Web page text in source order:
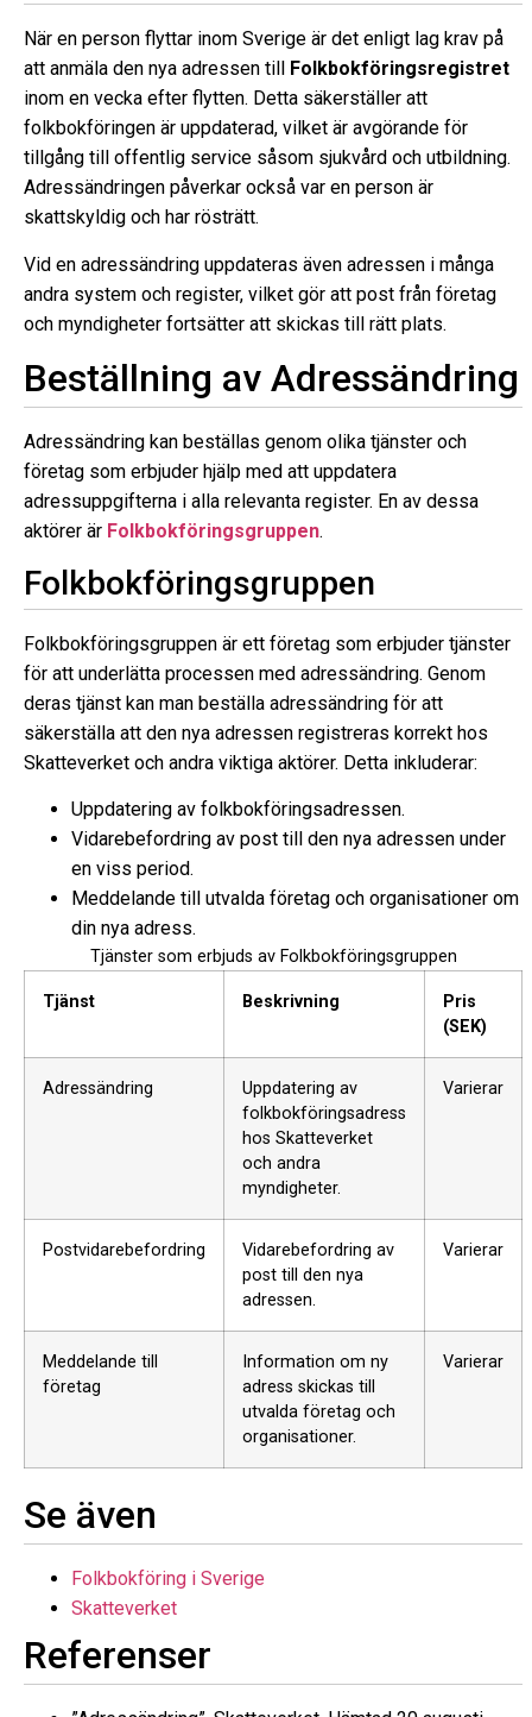
När en person flyttar inom Sverige är det enligt lag krav på
att anmäla den nya adressen till
Folkbokföringsregistret
inom en vecka efter flytten. Detta säkerställer att
folkbokföringen är uppdaterad, vilket är avgörande för
tillgång till offentlig service såsom sjukvård och utbildning.
Adressändringen påverkar också var en person är
skattskyldig och har rösträtt.
Vid en adressändring uppdateras även adressen i många
andra system och register, vilket gör att post från företag
och myndigheter fortsätter att skickas till rätt plats.
Beställning av Adressändring
Adressändring kan beställas genom olika tjänster och
företag som erbjuder hjälp med att uppdatera
adressuppgifterna i alla relevanta register. En av dessa
aktörer är Folkbokföringsgruppen.
Folkbokföringsgruppen
Folkbokföringsgruppen är ett företag som erbjuder tjänster
för att underlätta processen med adressändring. Genom
deras tjänst kan man beställa adressändring för att
säkerställa att den nya adressen registreras korrekt hos
Skatteverket och andra viktiga aktörer. Detta inkluderar:
Uppdatering av folkbokföringsadressen.
Vidarebefordring av post till den nya adressen under
en viss period.
Meddelande till utvalda företag och organisationer om
din nya adress.
Tjänster som erbjuds av Folkbokföringsgruppen
Tjänst Beskrivning
Pris
(SEK)
Adressändring
Uppdatering av
folkbokföringsadress
hos Skatteverket
och andra
myndigheter.
Varierar
Postvidarebefordring
Vidarebefordring av
post till den nya
adressen.
Varierar
Meddelande till
företag
Information om ny
adress skickas till
utvalda företag och
organisationer.
Varierar
Se även
Folkbokföring i Sverige
Skatteverket
Referenser